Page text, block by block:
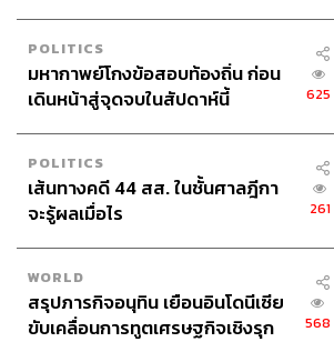
POLITICS
มหากาพย์โกงข้อสอบท้องถิ่น ก่อน
เดินหน้าสู่จุดจบในสัปดาห์นี้
625
POLITICS
เส้นทางคดี 44 สส. ในชั้นศาลฎีกา
จะรู้ผลเมื่อไร
261
WORLD
สรุปภารกิจอนุทิน เยือนอินโดนีเซีย
ขับเคลื่อนการทูตเศรษฐกิจเชิงรุก
568